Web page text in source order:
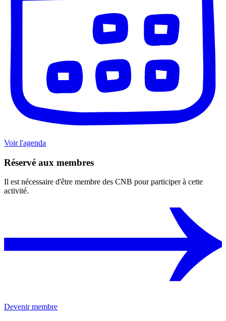
Voir l'agenda
Réservé aux membres
Il est nécessaire d'être membre des CNB pour participer à cette
activité.
Devenir membre